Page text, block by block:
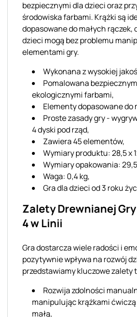
bezpiecznymi dla dzieci oraz
środowiska farbami. Krążki są
dopasowane do małych rączek,
dzieci mogą bez problemu
elementami gry.
Wykonana z wysokiej
Pomalowana
ekologicznymi farbami,
Elementy dopasowane do
Proste zasady gry -
4 dyski pod rząd,
Zawiera 45 elementów,
Wymiary produktu: 28,5 x
Wymiary opakowania:
Waga: 0,4 kg,
Gra dla dzieci od 3 roku
Zalety Drewnianej
4 w Linii
Gra dostarcza wiele radości i
pozytywnie wpływa na rozwój
przedstawiamy kluczowe zalety
Rozwija zdolności
manipulując krążkami
małą,